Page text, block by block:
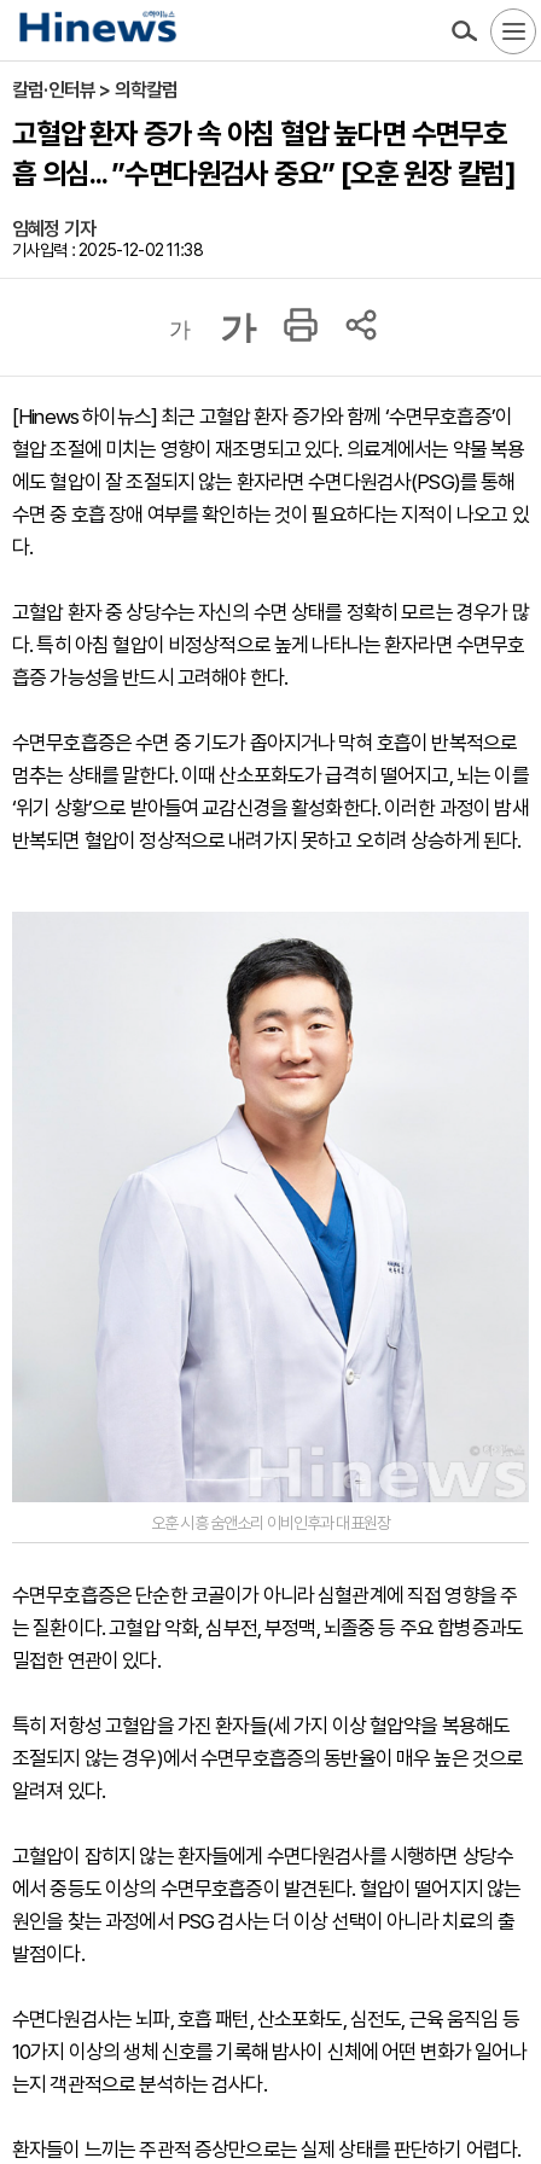
칼럼·인터뷰 > 의학칼럼
고혈압 환자 증가 속 아침 혈압 높다면 수면무호
흡 의심... ”수면다원검사 중요” [오훈 원장 칼럼]
임혜정 기자
기사입력 : 2025-12-02 11:38
가 가
[Hinews 하이뉴스] 최근 고혈압 환자 증가와 함께 ‘수면무호흡증’이
혈압 조절에 미치는 영향이 재조명되고 있다. 의료계에서는 약물 복용
에도 혈압이 잘 조절되지 않는 환자라면 수면다원검사(PSG)를 통해
수면 중 호흡 장애 여부를 확인하는 것이 필요하다는 지적이 나오고 있
다.
고혈압 환자 중 상당수는 자신의 수면 상태를 정확히 모르는 경우가 많
다. 특히 아침 혈압이 비정상적으로 높게 나타나는 환자라면 수면무호
흡증 가능성을 반드시 고려해야 한다.
수면무호흡증은 수면 중 기도가 좁아지거나 막혀 호흡이 반복적으로
멈추는 상태를 말한다. 이때 산소포화도가 급격히 떨어지고, 뇌는 이를
‘위기 상황’으로 받아들여 교감신경을 활성화한다. 이러한 과정이 밤새
반복되면 혈압이 정상적으로 내려가지 못하고 오히려 상승하게 된다.
오훈 시흥 숨앤소리 이비인후과 대표원장
수면무호흡증은 단순한 코골이가 아니라 심혈관계에 직접 영향을 주
는 질환이다. 고혈압 악화, 심부전, 부정맥, 뇌졸중 등 주요 합병증과도
밀접한 연관이 있다.
특히 저항성 고혈압을 가진 환자들(세 가지 이상 혈압약을 복용해도
조절되지 않는 경우)에서 수면무호흡증의 동반율이 매우 높은 것으로
알려져 있다.
고혈압이 잡히지 않는 환자들에게 수면다원검사를 시행하면 상당수
에서 중등도 이상의 수면무호흡증이 발견된다. 혈압이 떨어지지 않는
원인을 찾는 과정에서 PSG 검사는 더 이상 선택이 아니라 치료의 출
발점이다.
수면다원검사는 뇌파, 호흡 패턴, 산소포화도, 심전도, 근육 움직임 등
10가지 이상의 생체 신호를 기록해 밤사이 신체에 어떤 변화가 일어나
는지 객관적으로 분석하는 검사다.
환자들이 느끼는 주관적 증상만으로는 실제 상태를 판단하기 어렵다.